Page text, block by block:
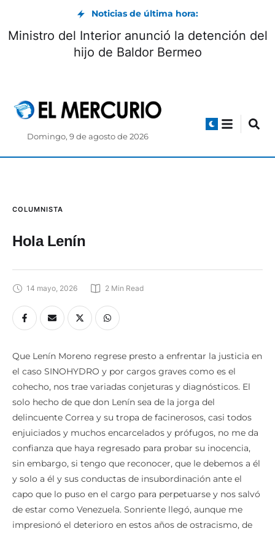
Noticias de última hora:
Ministro del Interior anunció la detención del
hijo de Baldor Bermeo
Domingo, 9 de agosto de 2026
COLUMNISTA
Hola Lenín
14 mayo, 2026 2 Min Read
Que Lenín Moreno regrese presto a enfrentar la justicia en
el caso SINOHYDRO y por cargos graves como es el
cohecho, nos trae variadas conjeturas y diagnósticos. El
solo hecho de que don Lenín sea de la jorga del
delincuente Correa y su tropa de facinerosos, casi todos
enjuiciados y muchos encarcelados y prófugos, no me da
confianza que haya regresado para probar su inocencia,
sin embargo, si tengo que reconocer, que le debemos a él
y solo a él y sus conductas de insubordinación ante el
capo que lo puso en el cargo para perpetuarse y nos salvó
de estar como Venezuela. Sonriente llegó, aunque me
impresionó el deterioro en estos años de ostracismo, de